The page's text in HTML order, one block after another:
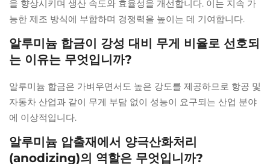
을 향상시키며 생산 속도와 효율성을 개선합니다. 이는 지속 가
능한 제조 방식에 부합하며 경쟁력을 높이는 데 기여합니다.
알루미늄 합금이 강성 대비 무게 비율로 선호되
는 이유는 무엇입니까?
알루미늄 합금은 가벼우면서도 높은 강도를 제공하므로 항공 및
자동차 산업과 같이 무게 부담 없이 성능이 요구되는 산업 분야
에 이상적입니다.
알루미늄 압출재에서 양극산화처리
(anodizing)의 역할은 무엇입니까?